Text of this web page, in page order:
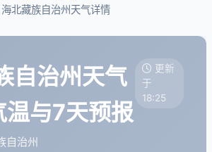
海北藏族自治州天气详情
自治州天气
温与7天预报
自治州
更新
于
18:25